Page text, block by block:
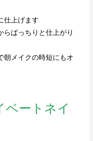
仕上げます
らぱっちりと仕上がり
メイクの時短にもオ
ベートネイ